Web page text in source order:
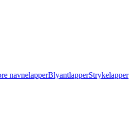
navnelapperBlyantlapperStrykelapper